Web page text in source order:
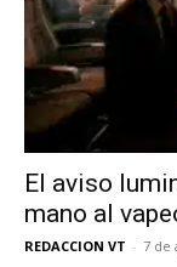
No
recibe
El aviso
mano al
REDACCION VT - 7 de